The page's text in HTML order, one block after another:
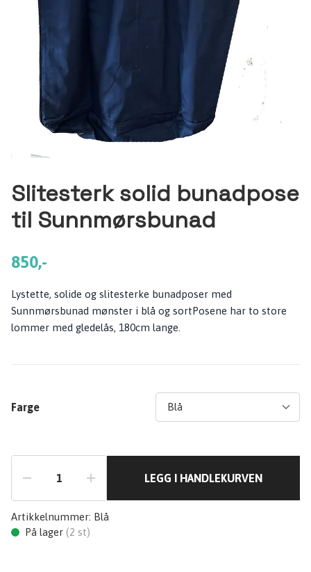
Slitesterk solid bunadpose
til Sunnmørsbunad
850,-
Lystette, solide og slitesterke bunadposer med
Sunnmørsbunad mønster i blå og sortPosene har to store
lommer med gledelås, 180cm lange.
Farge
LEGG I HANDLEKURVEN
Artikkelnummer: Blå
På lager (2 st)